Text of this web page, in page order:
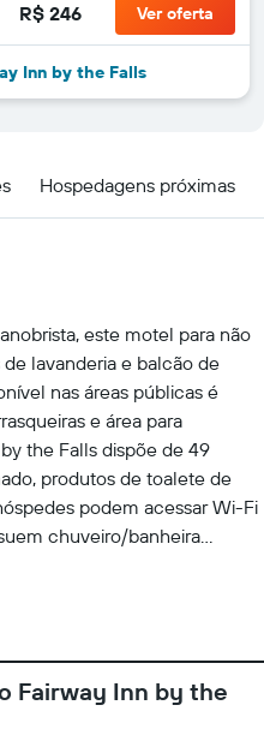
R$ 246 Ver oferta
Inn by the Falls
Hospedagens próximas
este motel para não
lavanderia e balcão de
nas áreas públicas é
e área para
the Falls dispõe de 49
produtos de toalete de
podem acessar Wi-Fi
chuveiro/banheira
locais grátis estão
Micro-ondas,
é fornecido diariamente.
Fairway Inn by the